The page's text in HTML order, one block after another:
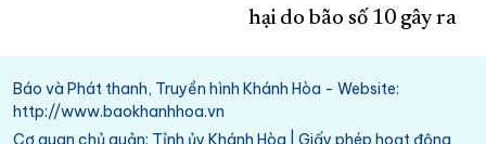
hại do bão số 10 gây ra
Báo và Phát thanh, Truyền hình Khánh Hòa - Website:
http://www.baokhanhhoa.vn
Cơ quan chủ quản: Tỉnh ủy Khánh Hòa | Giấy phép hoạt động